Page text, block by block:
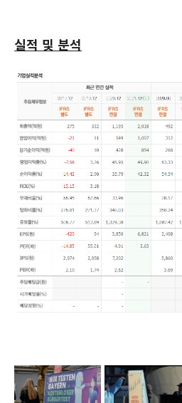
실적 및 분석